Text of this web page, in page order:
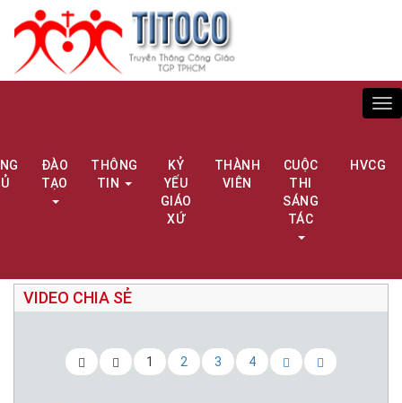
ĐÀO
TẠO
THÔNG
TIN
KỶ
YẾU
GIÁO
XỨ
THÀNH
VIÊN
CUỘC
THI
SÁNG
TÁC
HVCG
VIDEO CHIA SẺ
1 2 3 4